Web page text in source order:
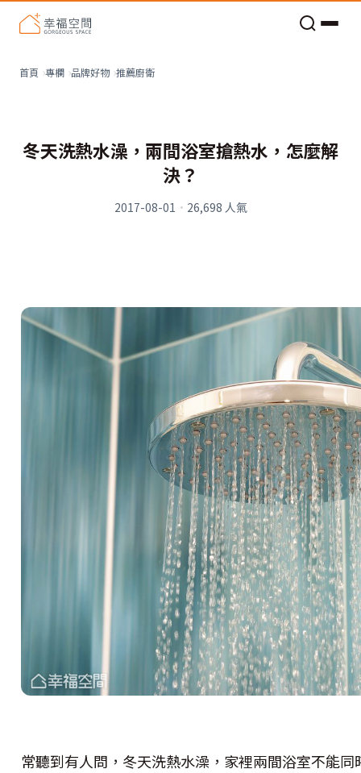
首頁 專欄 品牌好物 推薦廚衛
冬天洗熱水澡，兩間浴室搶熱水，怎麼解
決？
2017-08-01 · 26,698 人氣
常聽到有人問，冬天洗熱水澡，家裡兩間浴室不能